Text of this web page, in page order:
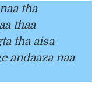
tha
thaa
tha aisa
andaaza naa